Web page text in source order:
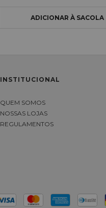
INSTITUCIONAL
QUEM SOMOS
NOSSAS LOJAS
REGULAMENTOS